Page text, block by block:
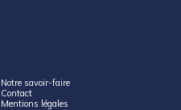
Notre savoir-faire
Contact
Mentions légales